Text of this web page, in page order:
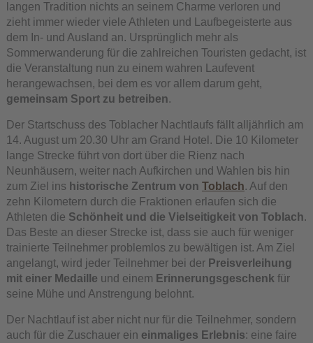
langen Tradition nichts an seinem Charme verloren und
zieht immer wieder viele Athleten und Laufbegeisterte aus
dem In- und Ausland an. Ursprünglich mehr als
Sommerwanderung für die zahlreichen Touristen gedacht, ist
die Veranstaltung nun zu einem wahren Laufevent
herangewachsen, bei dem es vor allem darum geht,
gemeinsam Sport zu betreiben.
Der Startschuss des Toblacher Nachtlaufs fällt alljährlich am
14. August um 20.30 Uhr am Grand Hotel. Die 10 Kilometer
lange Strecke führt von dort über die Rienz nach
Neunhäusern, weiter nach Aufkirchen und Wahlen bis hin
zum Ziel ins historische Zentrum von Toblach. Auf den
zehn Kilometern durch die Fraktionen erlaufen sich die
Athleten die Schönheit und die Vielseitigkeit von Toblach.
Das Beste an dieser Strecke ist, dass sie auch für weniger
trainierte Teilnehmer problemlos zu bewältigen ist. Am Ziel
angelangt, wird jeder Teilnehmer bei der Preisverleihung
mit einer Medaille und einem Erinnerungsgeschenk für
seine Mühe und Anstrengung belohnt.
Der Nachtlauf ist aber nicht nur für die Teilnehmer, sondern
auch für die Zuschauer ein einmaliges Erlebnis: eine faire